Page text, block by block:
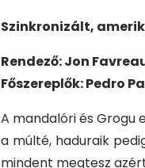
Szinkronizált,
Rendező: Jon
Főszereplők: Pedro
A mandalóri és Grogu
a múlté, haduraik
mindent megtesz